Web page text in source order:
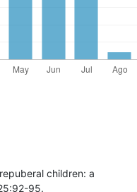
children: a
95.